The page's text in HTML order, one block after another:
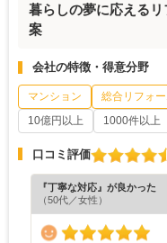
暮らしの夢に応える
案
会社の特徴・得意分野
マンション 総合リフォ
10億円以上
1000件以上
口コミ評価
『丁寧な対応』が良かった
（50代／女性）